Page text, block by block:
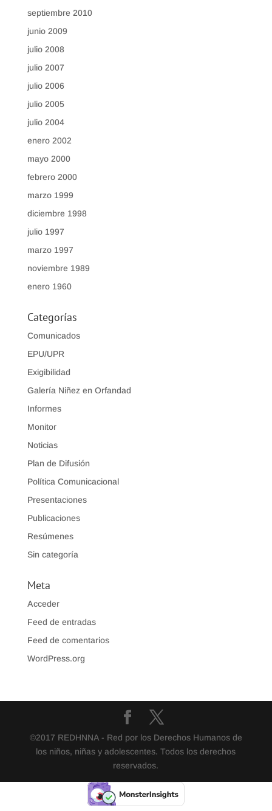
septiembre 2010
junio 2009
julio 2008
julio 2007
julio 2006
julio 2005
julio 2004
enero 2002
mayo 2000
febrero 2000
marzo 1999
diciembre 1998
julio 1997
marzo 1997
noviembre 1989
enero 1960
Categorías
Comunicados
EPU/UPR
Exigibilidad
Galería Niñez en Orfandad
Informes
Monitor
Noticias
Plan de Difusión
Política Comunicacional
Presentaciones
Publicaciones
Resúmenes
Sin categoría
Meta
Acceder
Feed de entradas
Feed de comentarios
WordPress.org
©2017 REDHNNA - Red por los Derechos Humanos de
los niños, niñas y adolescentes. Todos los derechos
reservados.